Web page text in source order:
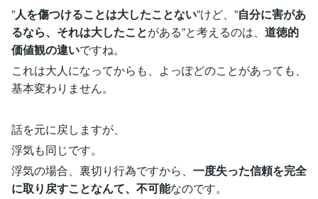
”人を傷つけることは大したことない”けど、”自分に害があ
るなら、それは大したことがある”と考えるのは、 道徳的
価値観の違いですね。
これは大人になってからも、よっぽどのことがあっても、
基本変わりません。
話を元に戻しますが、
浮気も同じです。
浮気の場合、裏切り行為ですから、 一度失った信頼を完全
に取り戻すことなんて、不可能なのです。